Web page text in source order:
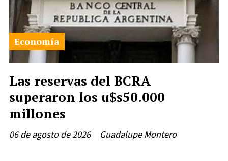
Las reservas del BCRA
superaron los u$s50.000
millones
Guadalupe Montero
Economía
06 de agosto de 2026